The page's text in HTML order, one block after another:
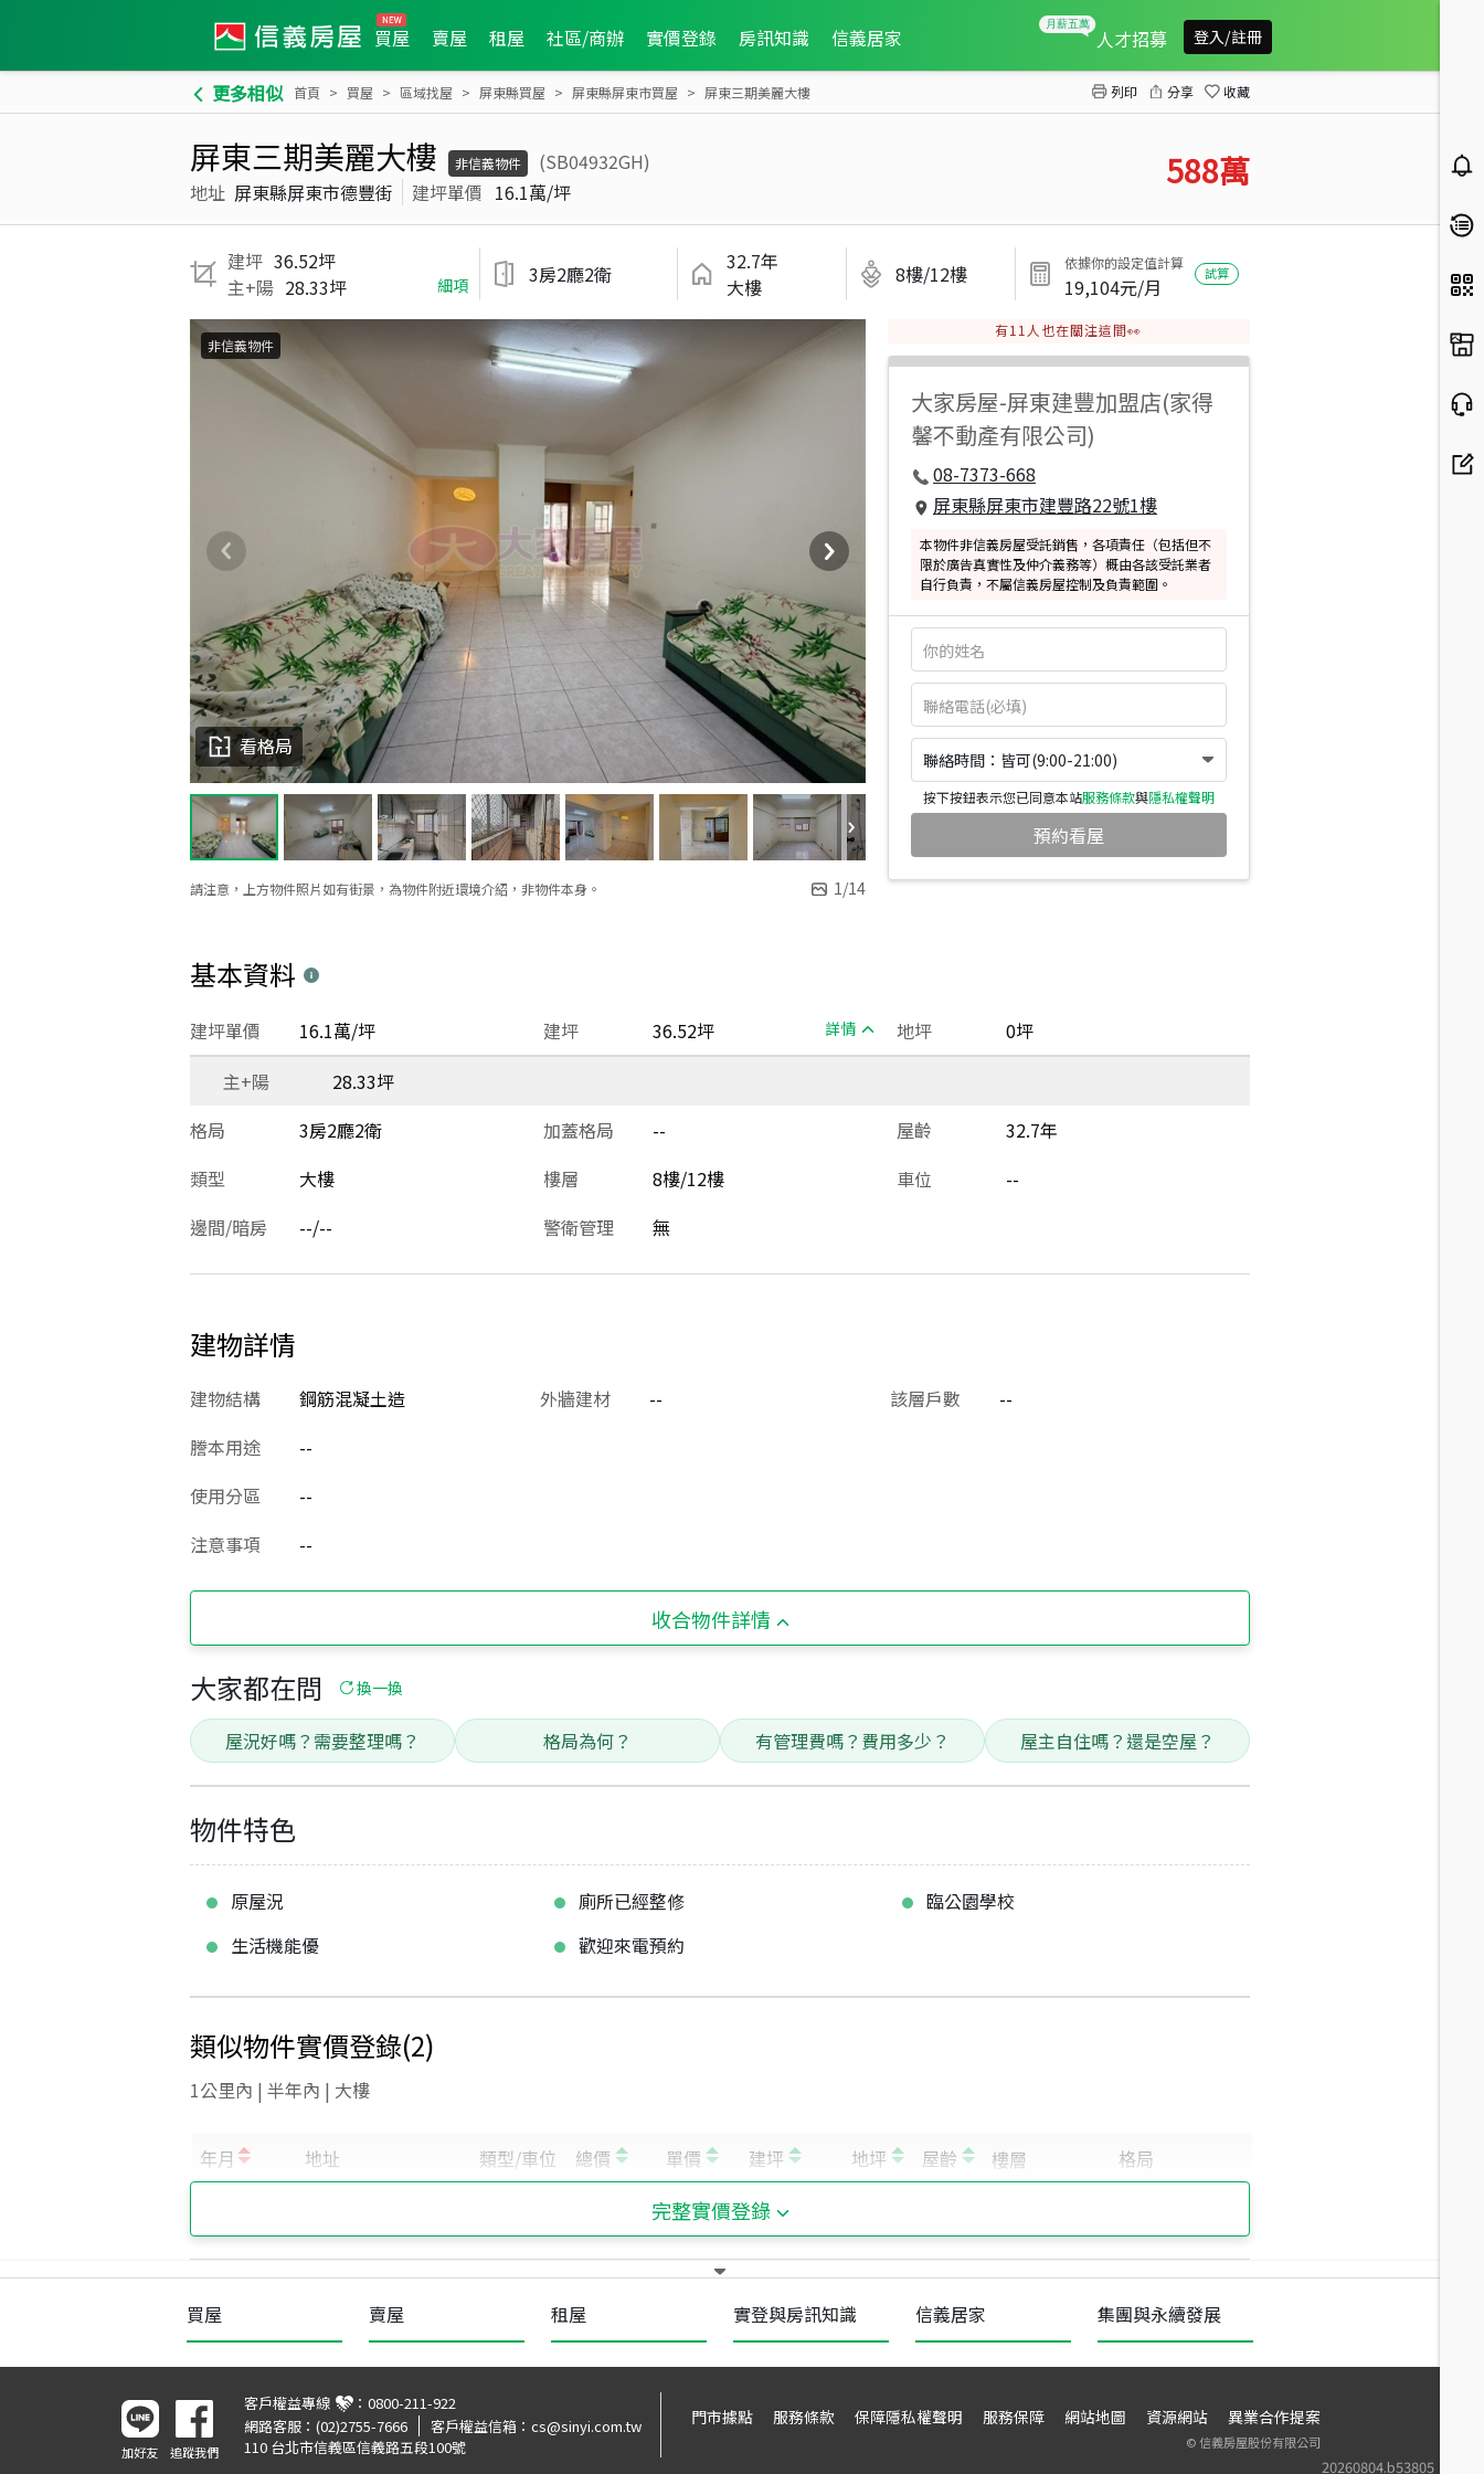
買屋 賣屋 租屋 社區/商辦 實價登錄 房訊知識 信義居家 人才招募 登入/註冊
更多相似 首頁 買屋 區域找屋 屏東縣買屋 屏東縣屏東市買屋 屏東三期美麗大樓 列印 分享 收藏
屏東三期美麗大樓 非信義物件
(SB04932GH)
地址 屏東縣屏東市德豐街 建坪單價 16.1萬/坪 588萬
建坪 36.52坪
主+陽 28.33坪 細項 3房2廳2衛
32.7年
大樓
8樓/12樓 依據你的設定值計算
19,104元/月
試算
請注意，上方物件照片如有街景，為物件附近環境介紹，非物件本身。 1/14
看格局
非信義物件
有11 人也在關注這間👀
大家房屋-屏東建豐加盟店(家得
馨不動產有限公司)
08-7373-668
屏東縣屏東市建豐路22號1樓
本物件非信義房屋受託銷售，各項責任（包括但不
限於廣告真實性及仲介義務等）概由各該受託業者
自行負責，不屬信義房屋控制及負責範圍。
聯絡時間：皆可(9:00-21:00)
按下按鈕表示您已同意本站服務條款與隱私權聲明
預約看屋
基本資料
建坪 36.52坪 詳情
建坪單價 16.1萬/坪 地坪
0坪
主+陽
28.33坪
格局
3房2廳2衛 加蓋格局 -- 屋齡
32.7年
類型
大樓 樓層 8樓/12樓 車位
--
邊間/暗房
--/-- 警衛管理 無
建物詳情
建物結構 鋼筋混凝土造 外牆建材 -- 該層戶數
--
謄本用途
--
使用分區
--
注意事項
--
收合物件詳情
大家都在問 換一換
屋況好嗎？需要整理嗎？ 格局為何？ 有管理費嗎？費用多少？ 屋主自住嗎？還是空屋？
物件特色
原屋況 廁所已經整修
臨公園學校
生活機能優
歡迎來電預約
類似物件實價登錄(2)
1公里內 | 半年內 | 大樓
完整實價登錄
買屋 賣屋 租屋 實登與房訊知識 信義居家 集團與永續發展
20260804.b53805
加好友 追蹤我們
客戶權益專線 ： 0800-211-922
網路客服： (02)2755-7666 客戶權益信箱： cs@sinyi.com.tw
110 台北市信義區信義路五段100號
門市據點 服務條款 保障隱私權聲明 服務保障 網站地圖 資源網站 異業合作提案
©信義房屋股份有限公司